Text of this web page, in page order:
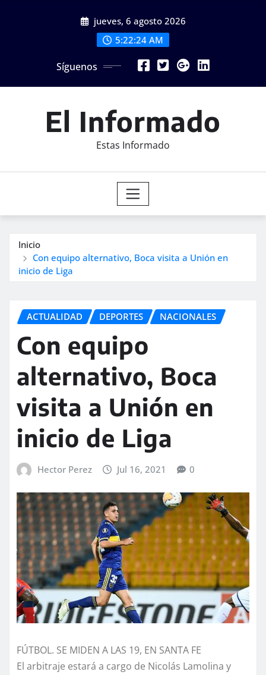
jueves, 6 agosto 2026
5:22:26 AM
Síguenos
El Informado
Estas Informado
Inicio
Con equipo alternativo, Boca visita a Unión en
inicio de Liga
ACTUALIDAD DEPORTES NACIONALES
Con equipo
alternativo, Boca
visita a Unión en
inicio de Liga
Hector Perez Jul 16, 2021 0
FÚTBOL. SE MIDEN A LAS 19, EN SANTA FE
El arbitraje estará a cargo de Nicolás Lamolina y